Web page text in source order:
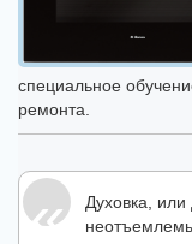
специальное
ремонта.
Духовка,